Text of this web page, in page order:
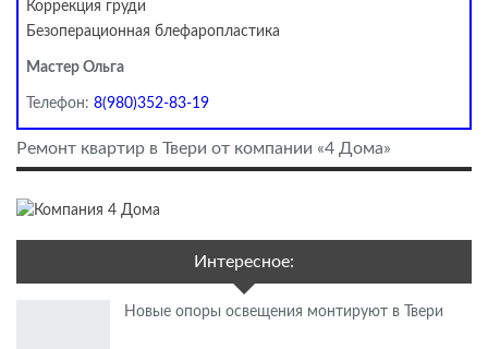
Коррекция груди
Безоперационная блефаропластика
Мастер Ольга
Телефон: 8(980)352-83-19
Ремонт квартир в Твери от компании «4 Дома»
Интересное:
Новые опоры освещения монтируют в Твери